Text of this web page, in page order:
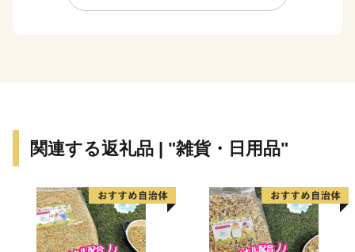
という恵まれた条件を持っています。
関連する返礼品 | "雑貨・日用品"